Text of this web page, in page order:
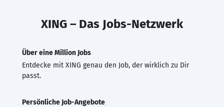
XING – Das Jobs-Netzwerk
Über eine Million Jobs
Entdecke mit XING genau den Job, der wirklich zu Dir
passt.
Persönliche Job-Angebote